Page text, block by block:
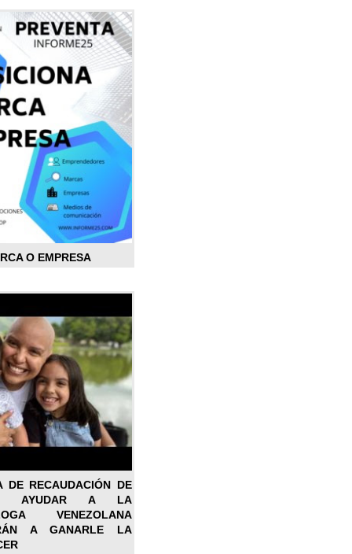
O EMPRESA
DE RECAUDACIÓN DE
AYUDAR A LA
VENEZOLANA
A GANARLE LA